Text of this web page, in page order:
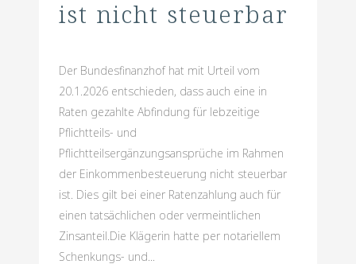
ist nicht steuerbar
Der Bundesfinanzhof hat mit Urteil vom
20.1.2026 entschieden, dass auch eine in
Raten gezahlte Abfindung für lebzeitige
Pflichtteils- und
Pflichtteilsergänzungsansprüche im Rahmen
der Einkommenbesteuerung nicht steuerbar
ist. Dies gilt bei einer Ratenzahlung auch für
einen tatsächlichen oder vermeintlichen
Zinsanteil.Die Klägerin hatte per notariellem
Schenkungs- und...